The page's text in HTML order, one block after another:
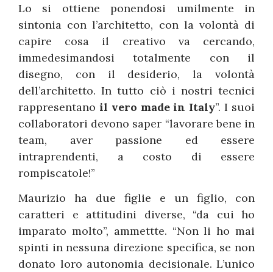
Lo si ottiene ponendosi umilmente in
sintonia con l’architetto, con la volontà di
capire cosa il creativo va cercando,
immedesimandosi totalmente con il
disegno, con il desiderio, la volontà
dell’architetto. In tutto ciò i nostri tecnici
rappresentano il vero made in Italy”. I suoi
collaboratori devono saper “lavorare bene in
team, aver passione ed essere
intraprendenti, a costo di essere
rompiscatole!”
Maurizio ha due figlie e un figlio, con
caratteri e attitudini diverse, “da cui ho
imparato molto”, ammettte. “Non li ho mai
spinti in nessuna direzione specifica, se non
donato loro autonomia decisionale. L’unico